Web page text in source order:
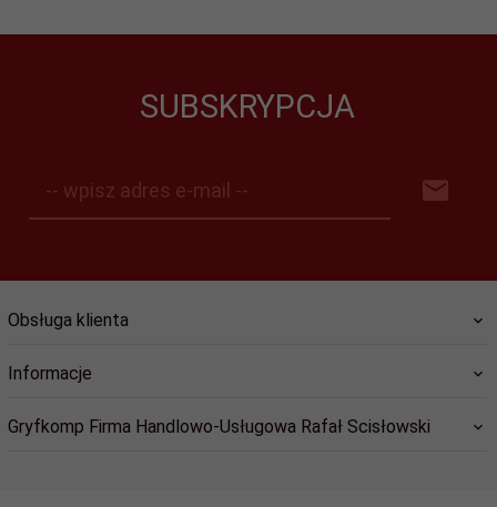
SUBSKRYPCJA
-- wpisz adres e-mail --
Obsługa klienta
Informacje
Gryfkomp Firma Handlowo-Usługowa Rafał Scisłowski